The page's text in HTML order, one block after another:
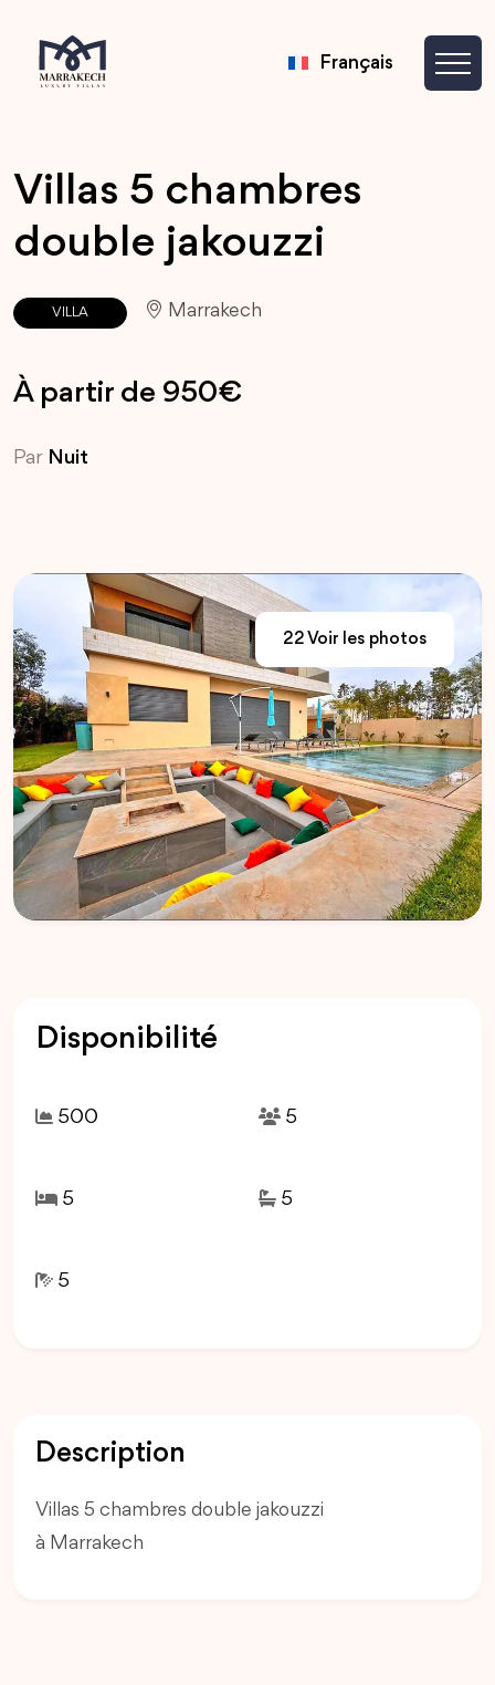
Français
Villas 5 chambres
double jakouzzi
VILLA Marrakech
À partir de 950€
Par Nuit
22 Voir les photos
Disponibilité
500 5
5 5
5
Description
Villas 5 chambres double jakouzzi
à Marrakech